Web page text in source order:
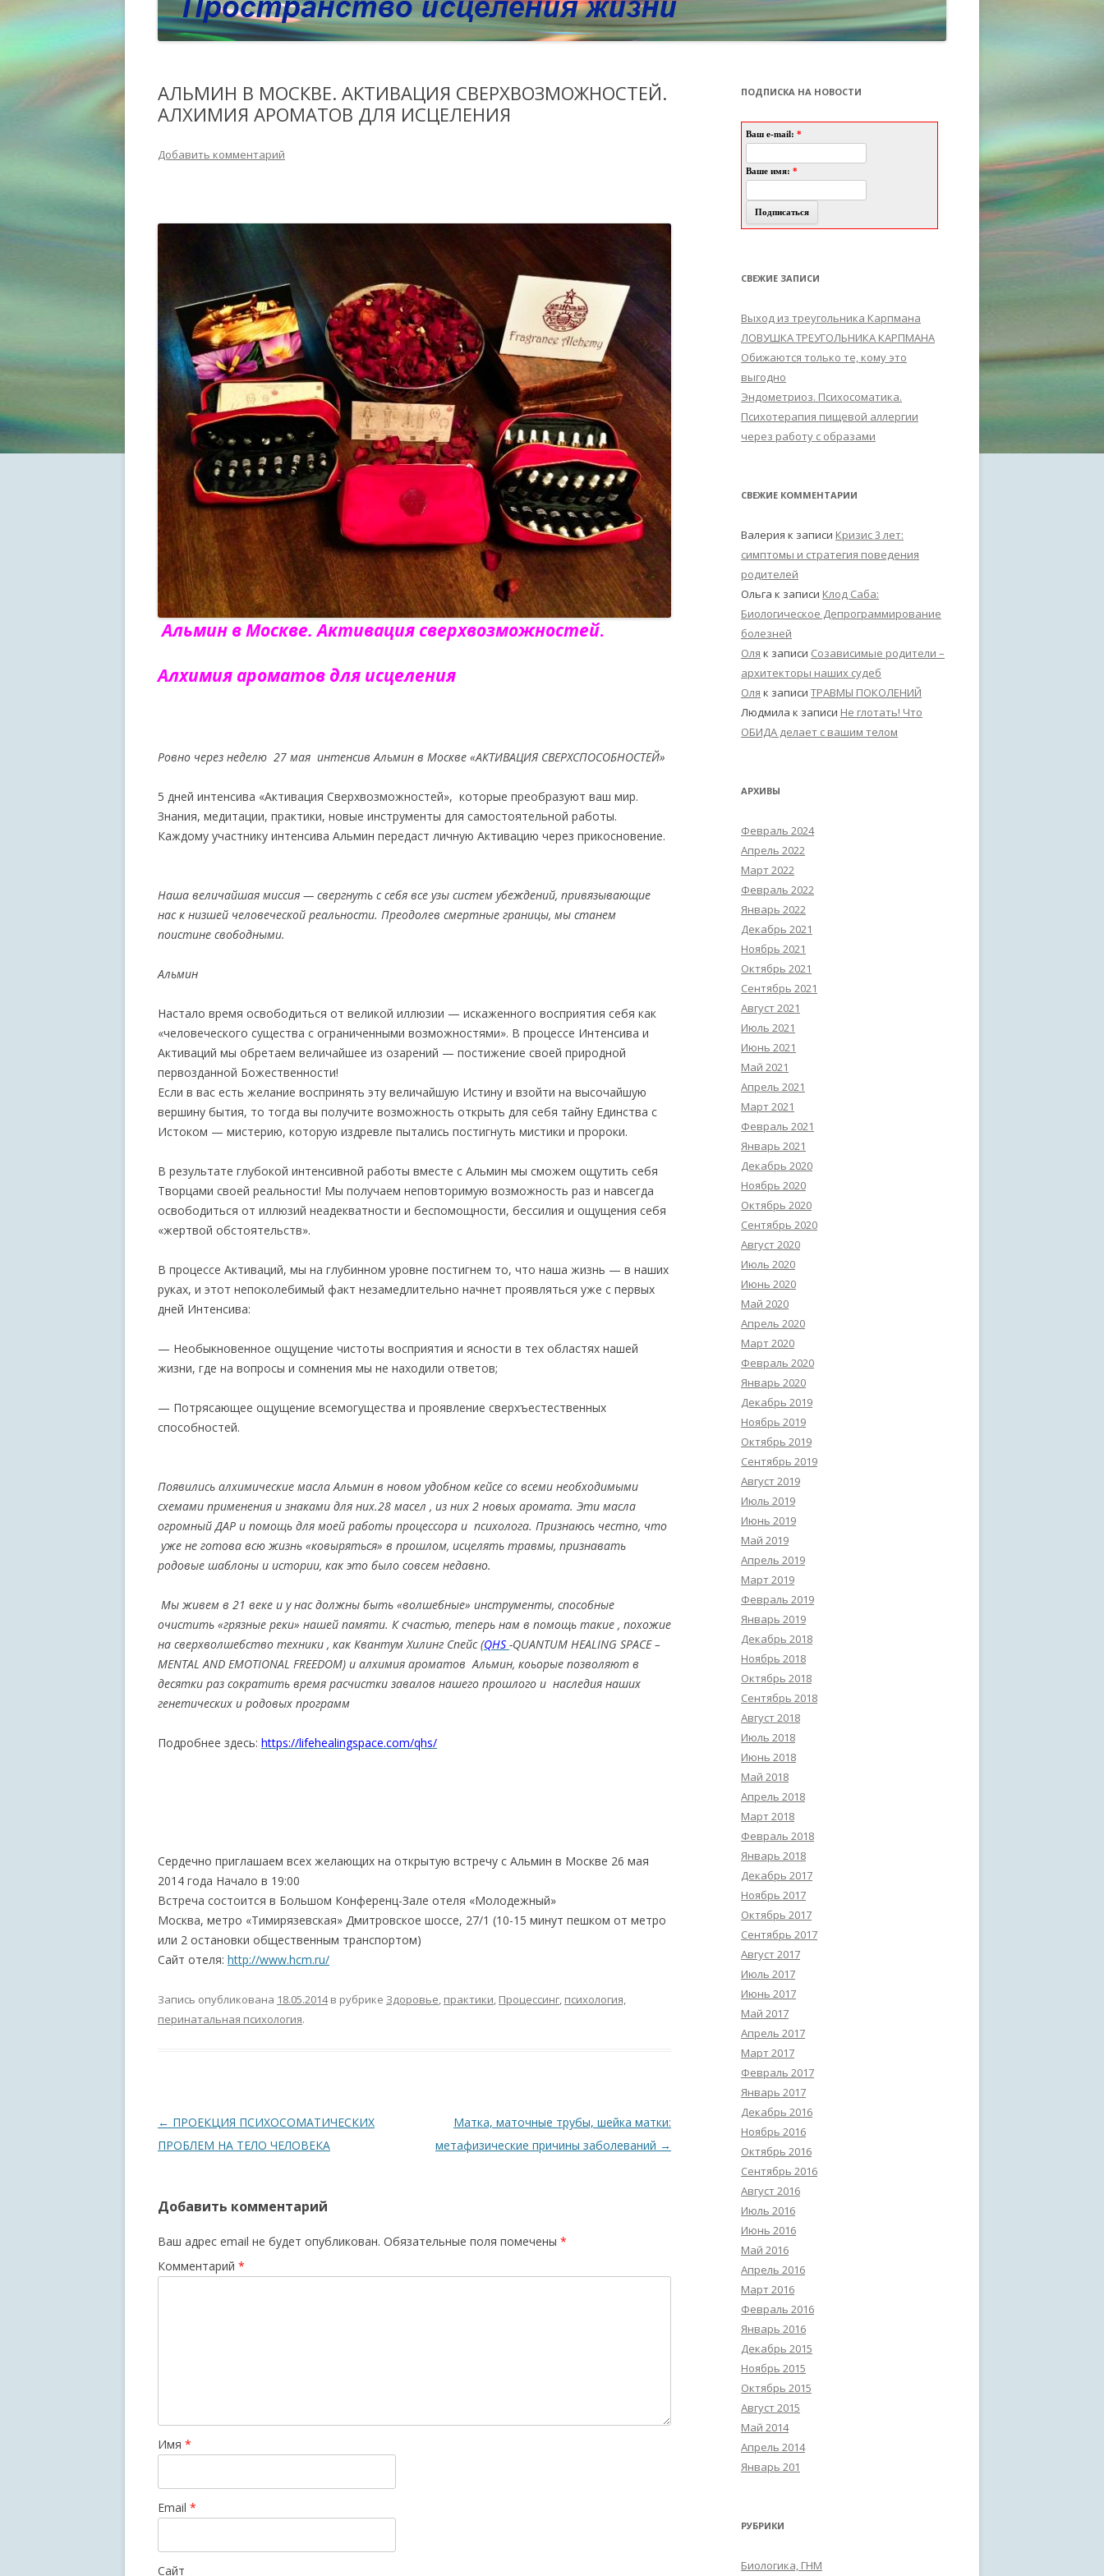
АЛЬМИН В МОСКВЕ. АКТИВАЦИЯ СВЕРХВОЗМОЖНОСТЕЙ.
АЛХИМИЯ АРОМАТОВ ДЛЯ ИСЦЕЛЕНИЯ
Добавить комментарий
Альмин в Москве. Активация сверхвозможностей.
Алхимия ароматов для исцеления
Ровно через неделю 27 мая интенсив Альмин в Москве «АКТИВАЦИЯ СВЕРХСПОСОБНОСТЕЙ»
5 дней интенсива «Активация Сверхвозможностей», которые преобразуют ваш мир.
Знания, медитации, практики, новые инструменты для самостоятельной работы.
Каждому участнику интенсива Альмин передаст личную Активацию через прикосновение.
Наша величайшая миссия — свергнуть с себя все узы систем убеждений, привязывающие
нас к низшей человеческой реальности. Преодолев смертные границы, мы станем
поистине свободными.
Альмин
Настало время освободиться от великой иллюзии — искаженного восприятия себя как
«человеческого существа с ограниченными возможностями». В процессе Интенсива и
Активаций мы обретаем величайшее из озарений — постижение своей природной
первозданной Божественности!
Если в вас есть желание воспринять эту величайшую Истину и взойти на высочайшую
вершину бытия, то тогда вы получите возможность открыть для себя тайну Единства с
Истоком — мистерию, которую издревле пытались постигнуть мистики и пророки.
В результате глубокой интенсивной работы вместе с Альмин мы сможем ощутить себя
Творцами своей реальности! Мы получаем неповторимую возможность раз и навсегда
освободиться от иллюзий неадекватности и беспомощности, бессилия и ощущения себя
«жертвой обстоятельств».
В процессе Активаций, мы на глубинном уровне постигнем то, что наша жизнь — в наших
руках, и этот непоколебимый факт незамедлительно начнет проявляться уже с первых
дней Интенсива:
— Необыкновенное ощущение чистоты восприятия и ясности в тех областях нашей
жизни, где на вопросы и сомнения мы не находили ответов;
— Потрясающее ощущение всемогущества и проявление сверхъестественных
способностей.
Появились алхимические масла Альмин в новом удобном кейсе со всеми необходимыми
схемами применения и знаками для них.28 масел , из них 2 новых аромата. Эти масла
огромный ДАР и помощь для моей работы процессора и психолога. Признаюсь честно, что
уже не готова всю жизнь «ковыряться» в прошлом, исцелять травмы, признавать
родовые шаблоны и истории, как это было совсем недавно.
Мы живем в 21 веке и у нас должны быть «волшебные» инструменты, способные
очистить «грязные реки» нашей памяти. К счастью, теперь нам в помощь такие , похожие
на сверхволшебство техники , как Квантум Хилинг Спейс (QHS -QUANTUM HEALING SPACE –
MENTAL AND EMOTIONAL FREEDOM) и алхимия ароматов Альмин, коьорые позволяют в
десятки раз сократить время расчистки завалов нашего прошлого и наследия наших
генетических и родовых программ
Подробнее здесь: https://lifehealingspace.com/qhs/
Сердечно приглашаем всех желающих на открытую встречу с Альмин в Москве 26 мая
2014 года Начало в 19:00
Встреча состоится в Большом Конференц-Зале отеля «Молодежный»
Москва, метро «Тимирязевская» Дмитровское шоссе, 27/1 (10-15 минут пешком от метро
или 2 остановки общественным транспортом)
Сайт отеля: http://www.hcm.ru/
Запись опубликована 18.05.2014в рубрике Здоровье, практики, Процессинг, психология,
перинатальная психология.
Навигация по записям
← ПРОЕКЦИЯ ПСИХОСОМАТИЧЕСКИХ
ПРОБЛЕМ НА ТЕЛО ЧЕЛОВЕКА
Матка, маточные трубы, шейка матки:
метафизические причины заболеваний →
Добавить комментарий
Ваш адрес email не будет опубликован. Обязательные поля помечены *
Комментарий *
Имя *
Email *
Сайт
ПОДПИСКА НА НОВОСТИ
Ваш e-mail: *
Ваше имя: *
СВЕЖИЕ ЗАПИСИ
Выход из треугольника Карпмана
ЛОВУШКА ТРЕУГОЛЬНИКА КАРПМАНА
Обижаются только те, кому это
выгодно
Эндометриоз. Психосоматика.
Психотерапия пищевой аллергии
через работу с образами
СВЕЖИЕ КОММЕНТАРИИ
Валерия к записи Кризис 3 лет:
симптомы и стратегия поведения
родителей
Ольга к записи Клод Саба:
Биологическое Депрограммирование
болезней
Оля к записи Созависимые родители –
архитекторы наших судеб
Оля к записи ТРАВМЫ ПОКОЛЕНИЙ
Людмила к записи Не глотать! Что
ОБИДА делает с вашим телом
АРХИВЫ
Февраль 2024
Апрель 2022
Март 2022
Февраль 2022
Январь 2022
Декабрь 2021
Ноябрь 2021
Октябрь 2021
Сентябрь 2021
Август 2021
Июль 2021
Июнь 2021
Май 2021
Апрель 2021
Март 2021
Февраль 2021
Январь 2021
Декабрь 2020
Ноябрь 2020
Октябрь 2020
Сентябрь 2020
Август 2020
Июль 2020
Июнь 2020
Май 2020
Апрель 2020
Март 2020
Февраль 2020
Январь 2020
Декабрь 2019
Ноябрь 2019
Октябрь 2019
Сентябрь 2019
Август 2019
Июль 2019
Июнь 2019
Май 2019
Апрель 2019
Март 2019
Февраль 2019
Январь 2019
Декабрь 2018
Ноябрь 2018
Октябрь 2018
Сентябрь 2018
Август 2018
Июль 2018
Июнь 2018
Май 2018
Апрель 2018
Март 2018
Февраль 2018
Январь 2018
Декабрь 2017
Ноябрь 2017
Октябрь 2017
Сентябрь 2017
Август 2017
Июль 2017
Июнь 2017
Май 2017
Апрель 2017
Март 2017
Февраль 2017
Январь 2017
Декабрь 2016
Ноябрь 2016
Октябрь 2016
Сентябрь 2016
Август 2016
Июль 2016
Июнь 2016
Май 2016
Апрель 2016
Март 2016
Февраль 2016
Январь 2016
Декабрь 2015
Ноябрь 2015
Октябрь 2015
Август 2015
Май 2014
Апрель 2014
Январь 201
РУБРИКИ
Биологика, ГНМ